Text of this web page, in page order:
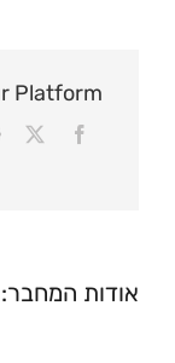
Platform!
אודות המחבר: